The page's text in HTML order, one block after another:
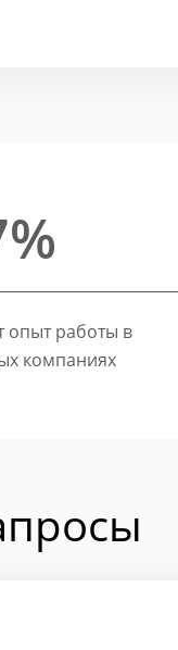
опыт работы в
компаниях